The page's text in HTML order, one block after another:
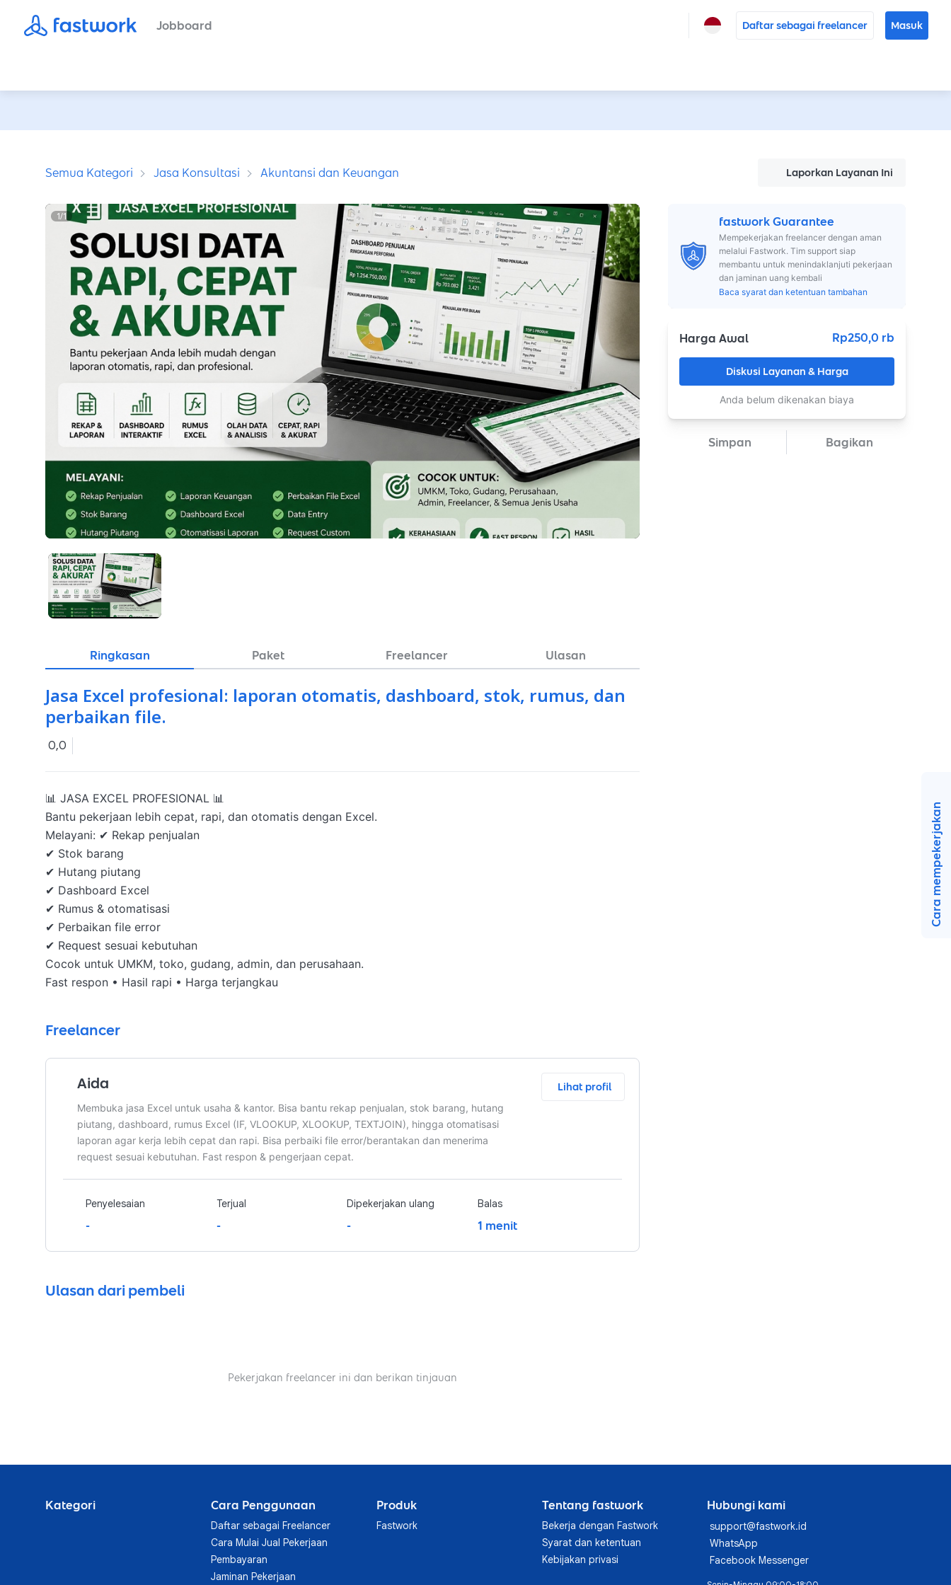
Jobboard Daftar sebagai freelancer Masuk
Semua Kategori Jasa Konsultasi Akuntansi dan Keuangan Laporkan Layanan Ini
1/1
Ringkasan Paket Freelancer Ulasan
Jasa Excel profesional: laporan otomatis, dashboard, stok, rumus, dan
perbaikan file.
0,0
📊 JASA EXCEL PROFESIONAL 📊
Bantu pekerjaan lebih cepat, rapi, dan otomatis dengan Excel.
Melayani: ✔ Rekap penjualan
✔ Stok barang
✔ Hutang piutang
✔ Dashboard Excel
✔ Rumus & otomatisasi
✔ Perbaikan file error
✔ Request sesuai kebutuhan
Cocok untuk UMKM, toko, gudang, admin, dan perusahaan.
Fast respon • Hasil rapi • Harga terjangkau
Freelancer
Aida
Membuka jasa Excel untuk usaha & kantor. Bisa bantu rekap penjualan, stok barang, hutang
piutang, dashboard, rumus Excel (IF, VLOOKUP, XLOOKUP, TEXTJOIN), hingga otomatisasi
laporan agar kerja lebih cepat dan rapi. Bisa perbaiki file error/berantakan dan menerima
request sesuai kebutuhan. Fast respon & pengerjaan cepat.
Lihat profil
Penyelesaian
-
Terjual
-
Dipekerjakan ulang
-
Balas
1 menit
Ulasan dari pembeli
Pekerjakan freelancer ini dan berikan tinjauan
fastwork Guarantee
Mempekerjakan freelancer dengan aman
melalui Fastwork. Tim support siap
membantu untuk menindaklanjuti pekerjaan
dan jaminan uang kembali
Baca syarat dan ketentuan tambahan
Harga Awal Rp250,0 rb
Diskusi Layanan & Harga
Anda belum dikenakan biaya
Simpan Bagikan
Cara mempekerjakan
Kategori Cara Penggunaan
Daftar sebagai Freelancer
Cara Mulai Jual Pekerjaan
Pembayaran
Jaminan Pekerjaan
Produk
Fastwork
Tentang fastwork
Bekerja dengan Fastwork
Syarat dan ketentuan
Kebijakan privasi
Hubungi kami
support@fastwork.id
WhatsApp
Facebook Messenger